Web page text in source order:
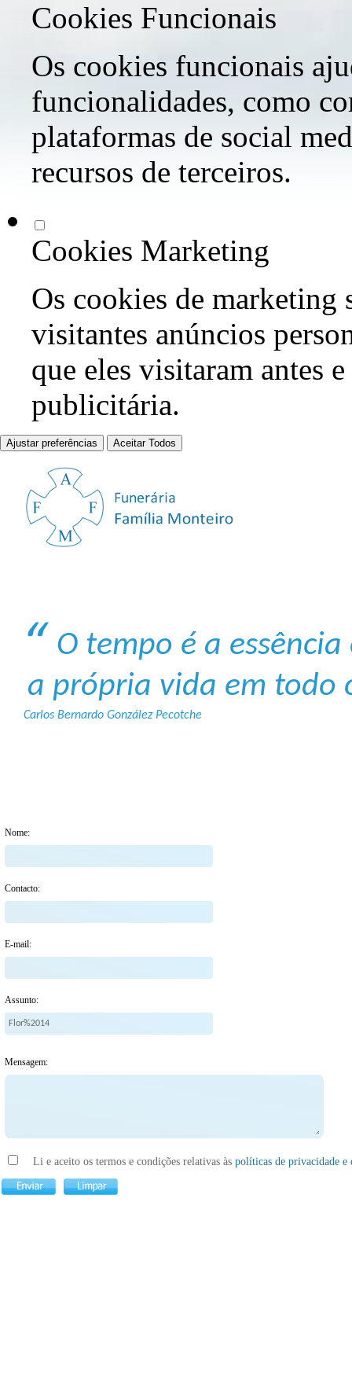
Cookies Funcionais
Os cookies funcionais
funcionalidades, como
plataformas de social
recursos de terceiros.
Cookies Marketing
Os cookies de marketing
visitantes anúncios
que eles visitaram antes
publicitária.
Ajustar preferências Aceitar Todos
O tempo é a
a própria vida em todo
Carlos Bernardo González Pecotche
Nome:
Contacto:
E-mail:
Assunto:
Mensagem:
Li e aceito os termos e condições relativas às políticas de privacidade e